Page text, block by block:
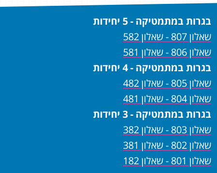
בגרות במתמטיקה - 5 יחידות
שאלון 807 - שאלון 582
שאלון 806 - שאלון 581
בגרות במתמטיקה - 4 יחידות
שאלון 805 - שאלון 482
שאלון 804 - שאלון 481
בגרות במתמטיקה - 3 יחידות
שאלון 803 - שאלון 382
שאלון 802 - שאלון 381
שאלון 801 - שאלון 182